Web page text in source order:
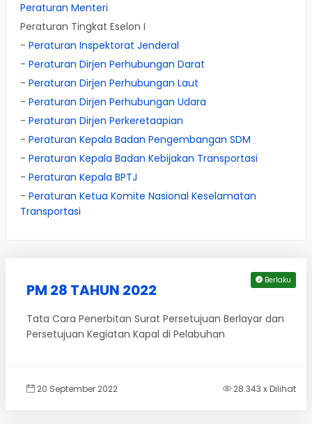
Peraturan Menteri
Peraturan Tingkat Eselon I
- Peraturan Inspektorat Jenderal
- Peraturan Dirjen Perhubungan Darat
- Peraturan Dirjen Perhubungan Laut
- Peraturan Dirjen Perhubungan Udara
- Peraturan Dirjen Perkeretaapian
- Peraturan Kepala Badan Pengembangan SDM
- Peraturan Kepala Badan Kebijakan Transportasi
- Peraturan Kepala BPTJ
- Peraturan Ketua Komite Nasional Keselamatan
Transportasi
Berlaku
PM 28 TAHUN 2022
Tata Cara Penerbitan Surat Persetujuan Berlayar dan
Persetujuan Kegiatan Kapal di Pelabuhan
20 September 2022 28.343 x Dilihat